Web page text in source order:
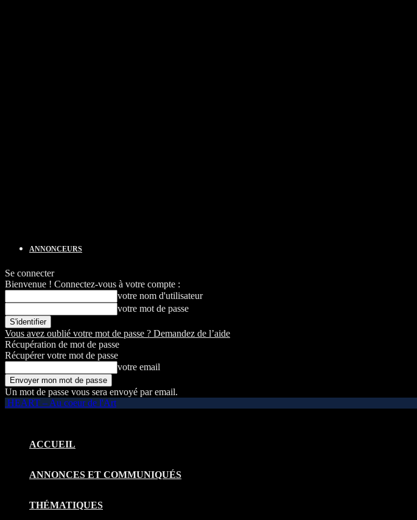
ANNONCEURS
Se connecter
Bienvenue ! Connectez-vous à votre compte :
votre nom d'utilisateur
votre mot de passe
Vous avez oublié votre mot de passe ? Demandez de l’aide
Récupération de mot de passe
Récupérer votre mot de passe
votre email
Un mot de passe vous sera envoyé par email.
HEART – Au coeur de l'Art
ACCUEIL
ANNONCES ET COMMUNIQUÉS
THÉMATIQUES